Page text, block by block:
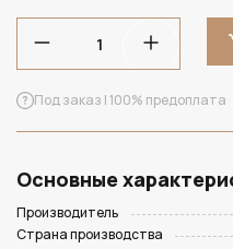
Под заказ | 100% предоплата
Основные
Производитель
Страна производства